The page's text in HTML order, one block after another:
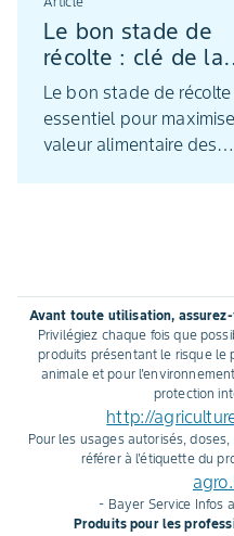
Le bon stade de
récolte : clé de la
valeur alimentaire
de la production
laitière
Le bon stade de
essentiel pour
valeur alimentaire des
niveau de rendement,
fourrage de qualité et
bonne conservation au
Avant toute utilisation,
Privilégiez chaque fois que
produits présentant le risque le
animale et pour
protection
http://
Pour les usages autorisés,
référer à l'étiquette du
- Bayer Service Infos
Produits pour les